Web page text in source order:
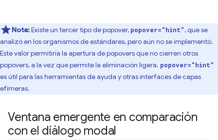
Nota:Existe un tercer tipo de popover, popover="hint", que se
analizó en los organismos de estándares, pero aún no se implementó.
Este valor permitiría la apertura de popovers que no cierren otros
popovers, a la vez que permite la eliminación ligera. popover="hint"
es útil para las herramientas de ayuda y otras interfaces de capas
efímeras.
Ventana emergente en comparación
con el diálogo modal